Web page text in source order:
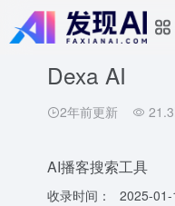
Dexa AI
2年前更新
AI播客搜索工具
收录时间： 2025-01-